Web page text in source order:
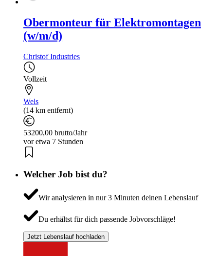
Obermonteur für Elektromontagen
(w/m/d)
Christof Industries
Vollzeit
Wels
(14 km entfernt)
53200,00 brutto/Jahr
vor etwa 7 Stunden
Welcher Job bist du?
Wir analysieren in nur 3 Minuten deinen Lebenslauf
Du erhältst für dich passende Jobvorschläge!
Jetzt Lebenslauf hochladen